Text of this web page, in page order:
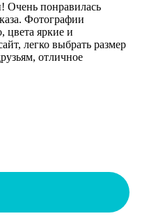
Очень понравилась
Фотографии
цвета яркие и
легко выбрать размер
отличное